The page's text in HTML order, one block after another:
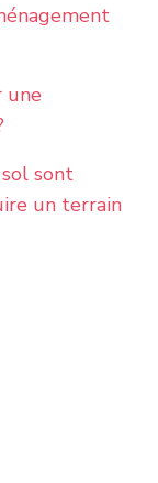
une
sont
un terrain